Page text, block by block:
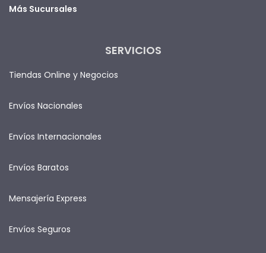
Más Sucursales
SERVICIOS
Tiendas Online y Negocios
Envíos Nacionales
Envíos Internacionales
Envíos Baratos
Mensajería Express
Envíos Seguros